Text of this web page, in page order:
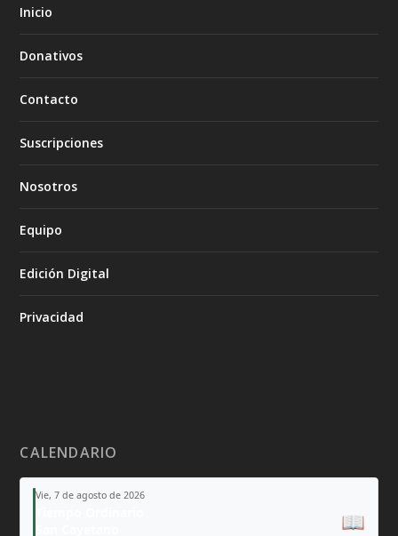
Inicio
Donativos
Contacto
Suscripciones
Nosotros
Equipo
Edición Digital
Privacidad
CALENDARIO
Vie, 7 de agosto de 2026
📖